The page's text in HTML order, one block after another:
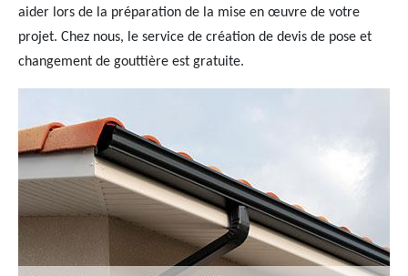
aider lors de la préparation de la mise en œuvre de votre
projet. Chez nous, le service de création de devis de pose et
changement de gouttière est gratuite.